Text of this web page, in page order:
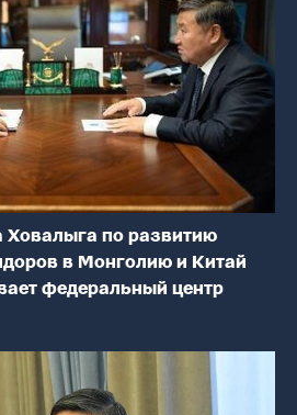
по развитию
в Монголию и Китай
федеральный центр